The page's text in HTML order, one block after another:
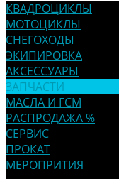
КВАДРОЦИКЛЫ
МОТОЦИКЛЫ
СНЕГОХОДЫ
ЭКИПИРОВКА
АКСЕССУАРЫ
ЗАПЧАСТИ
МАСЛА И ГСМ
РАСПРОДАЖА %
СЕРВИС
ПРОКАТ
МЕРОПРИТИЯ